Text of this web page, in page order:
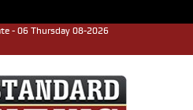
- 06 Thursday 08-2026